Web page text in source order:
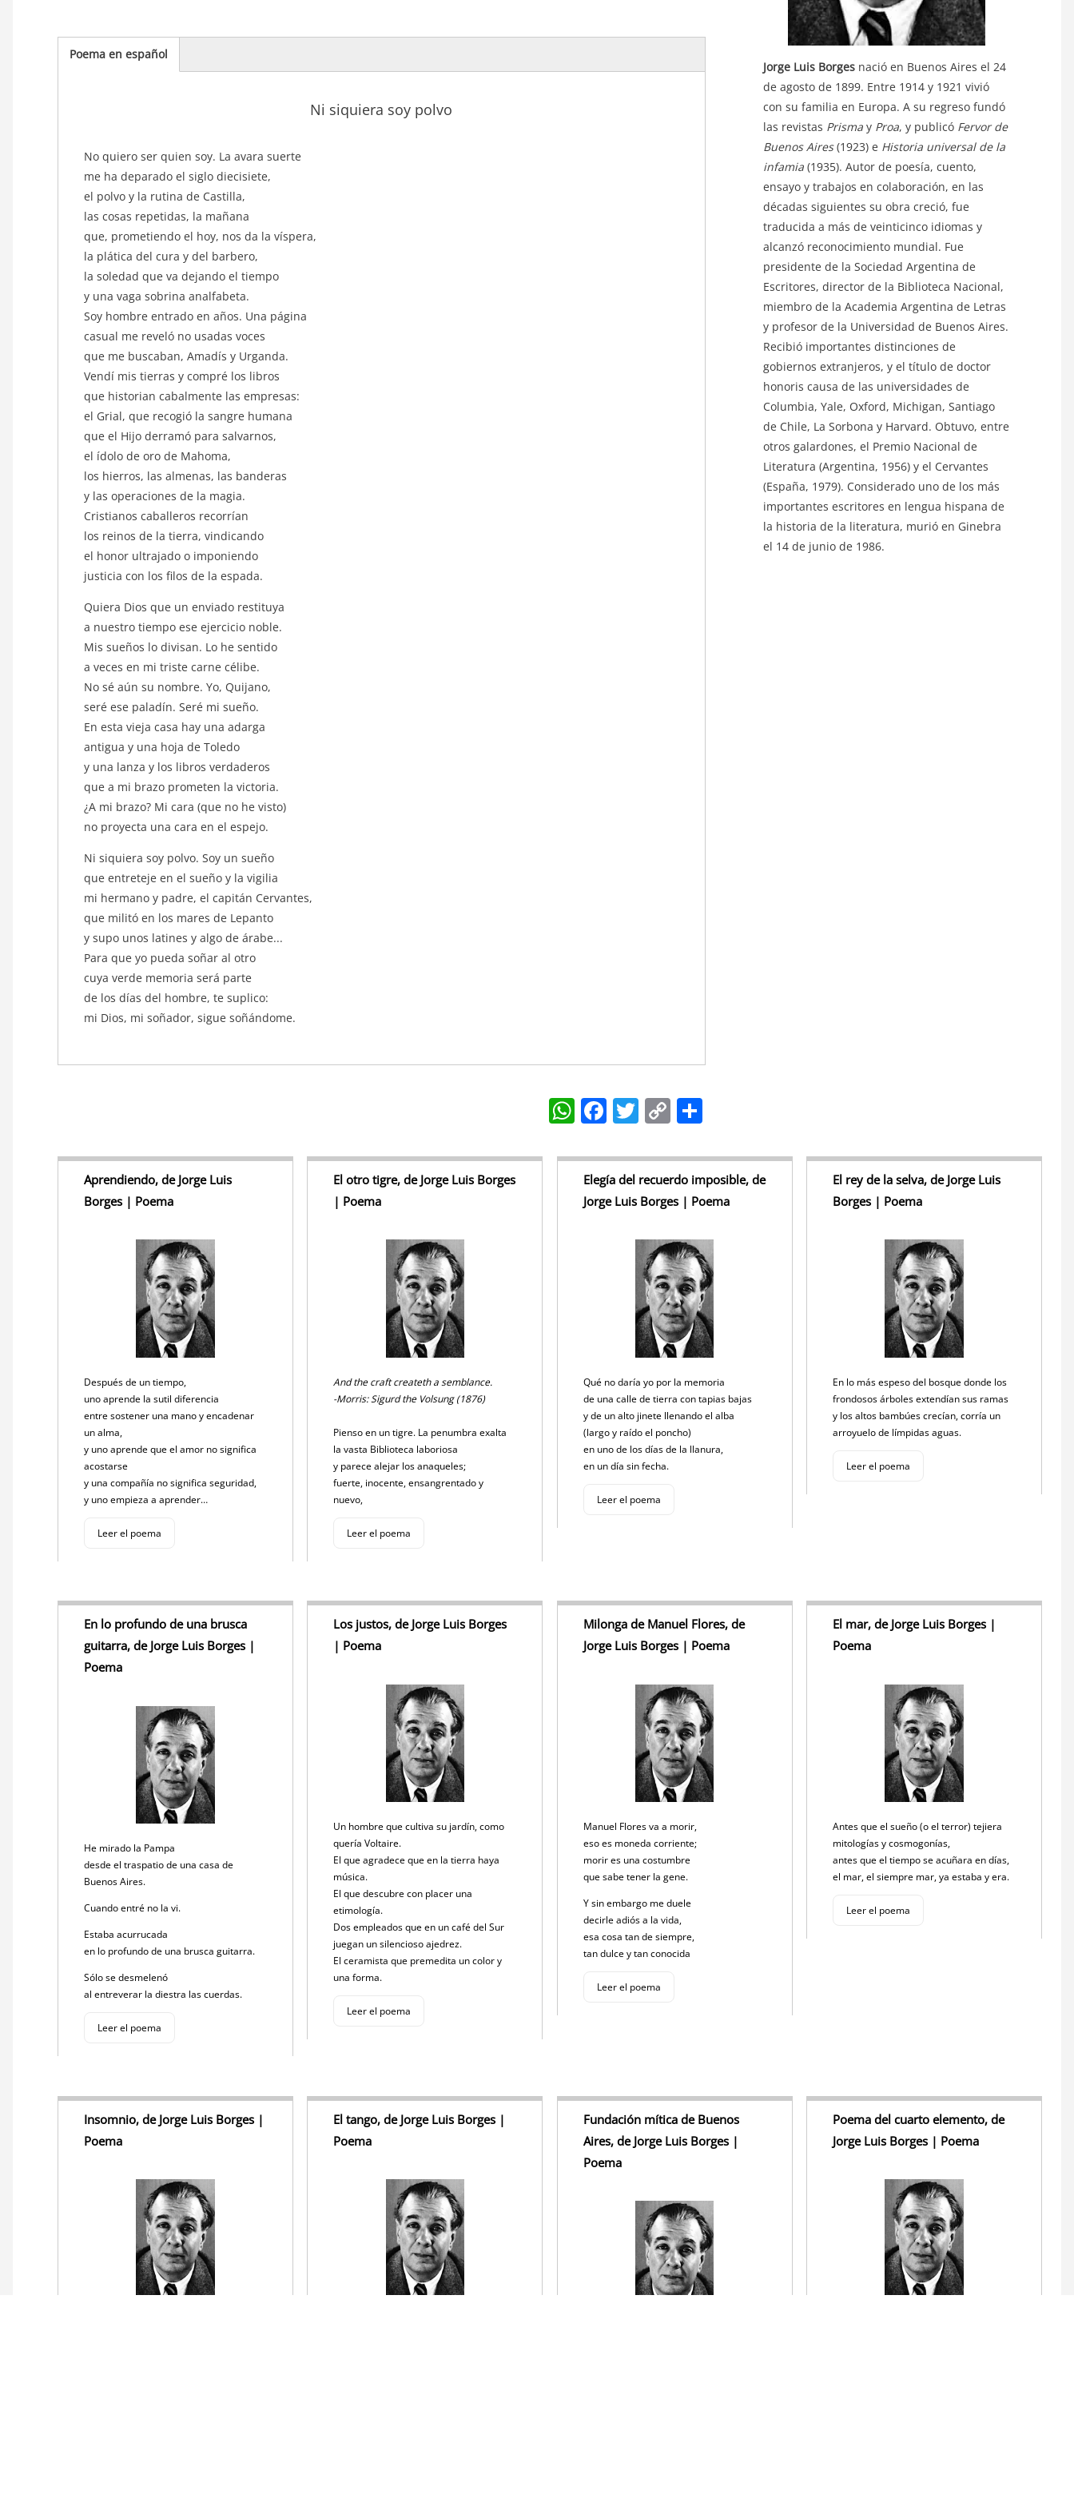
Poema en español
Ni siquiera soy polvo
No quiero ser quien soy. La avara suerte
me ha deparado el siglo diecisiete,
el polvo y la rutina de Castilla,
las cosas repetidas, la mañana
que, prometiendo el hoy, nos da la víspera,
la plática del cura y del barbero,
la soledad que va dejando el tiempo
y una vaga sobrina analfabeta.
Soy hombre entrado en años. Una página
casual me reveló no usadas voces
que me buscaban, Amadís y Urganda.
Vendí mis tierras y compré los libros
que historian cabalmente las empresas:
el Grial, que recogió la sangre humana
que el Hijo derramó para salvarnos,
el ídolo de oro de Mahoma,
los hierros, las almenas, las banderas
y las operaciones de la magia.
Cristianos caballeros recorrían
los reinos de la tierra, vindicando
el honor ultrajado o imponiendo
justicia con los filos de la espada.
Quiera Dios que un enviado restituya
a nuestro tiempo ese ejercicio noble.
Mis sueños lo divisan. Lo he sentido
a veces en mi triste carne célibe.
No sé aún su nombre. Yo, Quijano,
seré ese paladín. Seré mi sueño.
En esta vieja casa hay una adarga
antigua y una hoja de Toledo
y una lanza y los libros verdaderos
que a mi brazo prometen la victoria.
¿A mi brazo? Mi cara (que no he visto)
no proyecta una cara en el espejo.
Ni siquiera soy polvo. Soy un sueño
que entreteje en el sueño y la vigilia
mi hermano y padre, el capitán Cervantes,
que militó en los mares de Lepanto
y supo unos latines y algo de árabe...
Para que yo pueda soñar al otro
cuya verde memoria será parte
de los días del hombre, te suplico:
mi Dios, mi soñador, sigue soñándome.
W
h
at
s
A
F
a
c
e
b
T
w
itt
er
C
o
p
y
Li
n
k
S
h
ar
e
Jorge Luis Borgesnació en Buenos Aires el 24
de agosto de 1899. Entre 1914 y 1921 vivió
con su familia en Europa. A su regreso fundó
las revistas Prismay Proa, y publicó Fervor de
Buenos Aires(1923) e Historia universal de la
infamia(1935). Autor de poesía, cuento,
ensayo y trabajos en colaboración, en las
décadas siguientes su obra creció, fue
traducida a más de veinticinco idiomas y
alcanzó reconocimiento mundial. Fue
presidente de la Sociedad Argentina de
Escritores, director de la Biblioteca Nacional,
miembro de la Academia Argentina de Letras
y profesor de la Universidad de Buenos Aires.
Recibió importantes distinciones de
gobiernos extranjeros, y el título de doctor
honoris causa de las universidades de
Columbia, Yale, Oxford, Michigan, Santiago
de Chile, La Sorbona y Harvard. Obtuvo, entre
otros galardones, el Premio Nacional de
Literatura (Argentina, 1956) y el Cervantes
(España, 1979). Considerado uno de los más
importantes escritores en lengua hispana de
la historia de la literatura, murió en Ginebra
el 14 de junio de 1986.
Aprendiendo, de Jorge Luis
Borges | Poema
Después de un tiempo,
uno aprende la sutil diferencia
entre sostener una mano y encadenar
un alma,
y uno aprende que el amor no significa
acostarse
y una compañía no significa seguridad,
y uno empieza a aprender…
Leer el poema
El otro tigre, de Jorge Luis Borges
| Poema
And the craft createth a semblance.
-Morris: Sigurd the Volsung (1876)
Pienso en un tigre. La penumbra exalta
la vasta Biblioteca laboriosa
y parece alejar los anaqueles;
fuerte, inocente, ensangrentado y
nuevo,
Leer el poema
Elegía del recuerdo imposible, de
Jorge Luis Borges | Poema
Qué no daría yo por la memoria
de una calle de tierra con tapias bajas
y de un alto jinete llenando el alba
(largo y raído el poncho)
en uno de los días de la llanura,
en un día sin fecha.
Leer el poema
El rey de la selva, de Jorge Luis
Borges | Poema
En lo más espeso del bosque donde los
frondosos árboles extendían sus ramas
y los altos bambúes crecían, corría un
arroyuelo de límpidas aguas.
Leer el poema
En lo profundo de una brusca
guitarra, de Jorge Luis Borges |
Poema
He mirado la Pampa
desde el traspatio de una casa de
Buenos Aires.
Cuando entré no la vi.
Estaba acurrucada
en lo profundo de una brusca guitarra.
Sólo se desmelenó
al entreverar la diestra las cuerdas.
Leer el poema
Los justos, de Jorge Luis Borges
| Poema
Un hombre que cultiva su jardín, como
quería Voltaire.
El que agradece que en la tierra haya
música.
El que descubre con placer una
etimología.
Dos empleados que en un café del Sur
juegan un silencioso ajedrez.
El ceramista que premedita un color y
una forma.
Leer el poema
Milonga de Manuel Flores, de
Jorge Luis Borges | Poema
Manuel Flores va a morir,
eso es moneda corriente;
morir es una costumbre
que sabe tener la gene.
Y sin embargo me duele
decirle adiós a la vida,
esa cosa tan de siempre,
tan dulce y tan conocida
Leer el poema
El mar, de Jorge Luis Borges |
Poema
Antes que el sueño (o el terror) tejiera
mitologías y cosmogonías,
antes que el tiempo se acuñara en días,
el mar, el siempre mar, ya estaba y era.
Leer el poema
Insomnio, de Jorge Luis Borges |
Poema
El tango, de Jorge Luis Borges |
Poema
Fundación mítica de Buenos
Aires, de Jorge Luis Borges |
Poema
Poema del cuarto elemento, de
Jorge Luis Borges | Poema